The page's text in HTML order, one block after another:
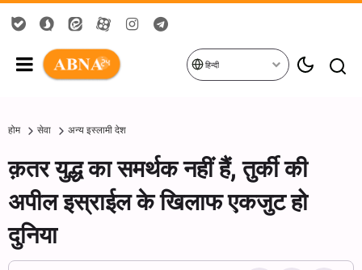
हिन्दी
होम सेवा अन्य इस्लामी देश
क़तर युद्ध का समर्थक नहीं हैं, तुर्की की
अपील इस्राईल के खिलाफ एकजुट हो
दुनिया